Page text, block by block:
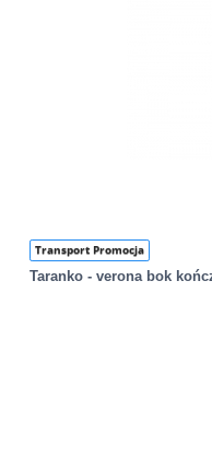
Transport Promocja
Taranko - verona bok